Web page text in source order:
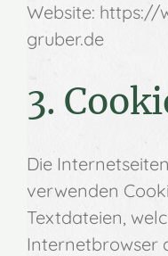
Website: https://
gruber.de
3.
Die
verwenden
Textdateien,
Internetbrowser